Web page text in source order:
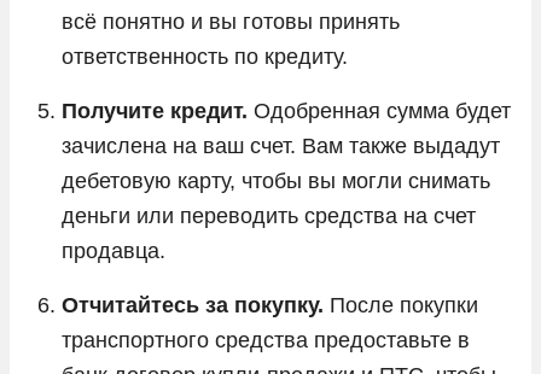
всё понятно и вы готовы принять
ответственность по кредиту.
Получите кредит. Одобренная сумма будет
зачислена на ваш счет. Вам также выдадут
дебетовую карту, чтобы вы могли снимать
деньги или переводить средства на счет
продавца.
Отчитайтесь за покупку. После покупки
транспортного средства предоставьте в